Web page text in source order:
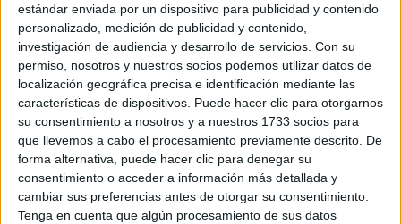
estándar enviada por un dispositivo para publicidad y contenido
personalizado, medición de publicidad y contenido,
investigación de audiencia y desarrollo de servicios. Con su
permiso, nosotros y nuestros socios podemos utilizar datos de
localización geográfica precisa e identificación mediante las
características de dispositivos. Puede hacer clic para otorgarnos
su consentimiento a nosotros y a nuestros 1733 socios para
que llevemos a cabo el procesamiento previamente descrito. De
forma alternativa, puede hacer clic para denegar su
consentimiento o acceder a información más detallada y
cambiar sus preferencias antes de otorgar su consentimiento.
Tenga en cuenta que algún procesamiento de sus datos
MATRICULARME cuando el
CURSO YA HA EMPEZADO
snowingeniero 04/09/2017
Estoy actualmente matriculado en el 1 er curso de ingeniería
electrónica industrial y automática en la Universidad de Vigo, pero
me gustaría hacer ingeniería aeroespacial.
1 comentario leer más